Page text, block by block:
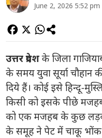
June 2, 2026 5:52
उत्तर प्रदेशके जिला
के समय युवा सूर्या चौहान
दिये हैं। कोई इसे हिन्दू-
किसी को इसके पीछे
को एक मजहब के कुछ
के समूह ने पेट में चाकू भोंक